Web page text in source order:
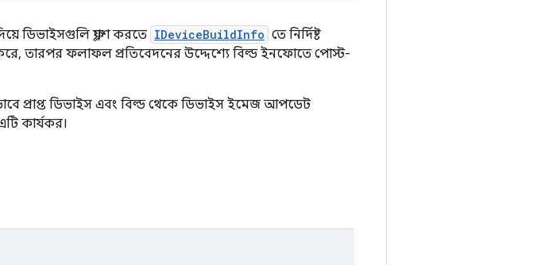
ডিভাইসগুলি ফ্ল্যাশ করতে IDeviceBuildInfo তে নির্দিষ্ট
তারপর ফলাফল প্রতিবেদনের উদ্দেশ্যে বিল্ড ইনফোতে পোস্ট-
প্রাপ্ত ডিভাইস এবং বিল্ড থেকে ডিভাইস ইমেজ আপডেট
কার্যকর।